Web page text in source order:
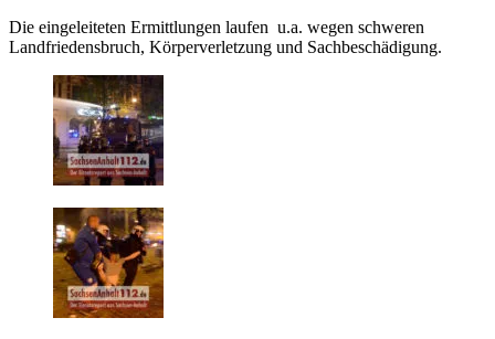
Die eingeleiteten Ermittlungen laufen u.a. wegen schweren
Landfriedensbruch, Körperverletzung und Sachbeschädigung.